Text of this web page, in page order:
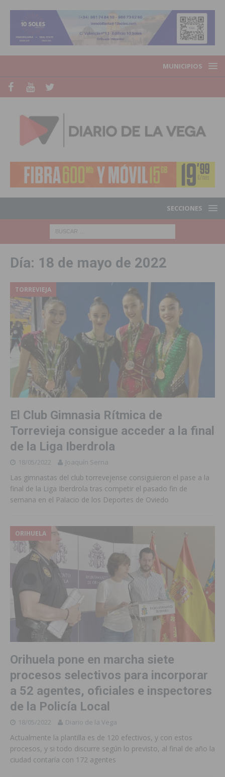
MUNICIPIOS
SECCIONES
Día: 18 de mayo de 2022
TORREVIEJA
El Club Gimnasia Rítmica de
Torrevieja consigue acceder a la final
de la Liga Iberdrola
18/05/2022 Joaquín Serna
Las gimnastas del club torrevejense consiguieron el pase a la
final de la Liga Iberdrola tras competir el pasado fin de
semana en el Palacio de los Deportes de Oviedo
ORIHUELA
Orihuela pone en marcha siete
procesos selectivos para incorporar
a 52 agentes, oficiales e inspectores
de la Policía Local
18/05/2022 Diario de la Vega
Actualmente la plantilla es de 120 efectivos, y con estos
procesos, y si todo discurre según lo previsto, al final de año la
ciudad contaría con 172 agentes